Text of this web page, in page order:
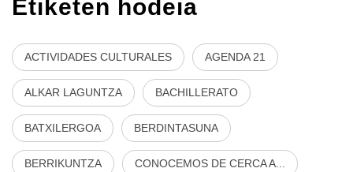
Etiketen hodeia
ACTIVIDADES CULTURALES AGENDA 21
ALKAR LAGUNTZA BACHILLERATO
BATXILERGOA BERDINTASUNA
BERRIKUNTZA CONOCEMOS DE CERCA A...